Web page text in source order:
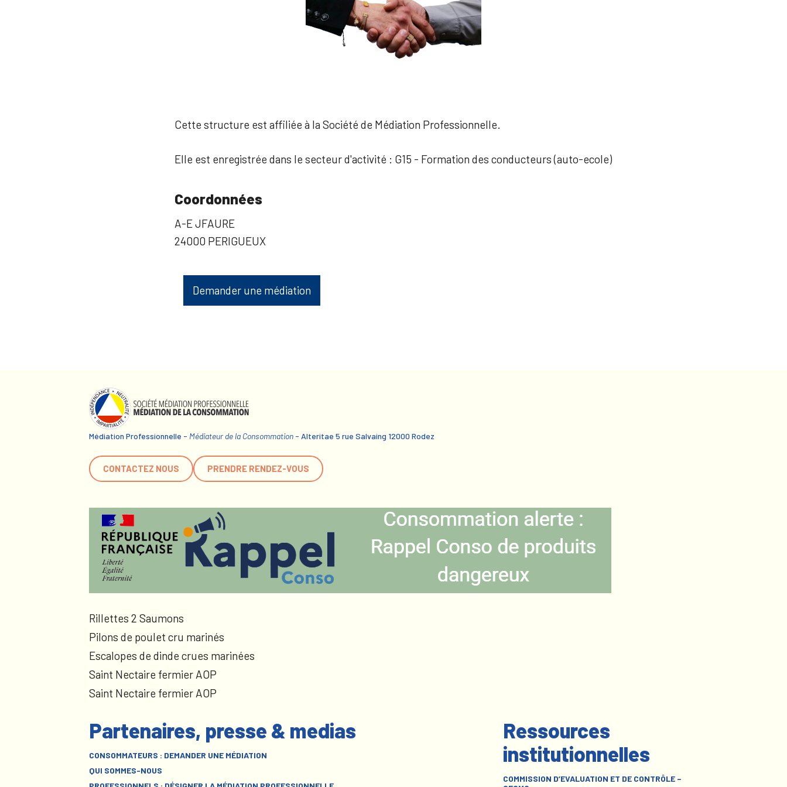
Cette structure est affiliée à la Société de Médiation Professionnelle.
Elle est enregistrée dans le secteur d'activité : G15 - Formation des conducteurs (auto-ecole)
Coordonnées
A-E JFAURE
24000 PERIGUEUX
Demander une médiation
Médiation Professionnelle - Médiateur de la Consommation - Alteritae 5 rue Salvaing 12000 Rodez
CONTACTEZ NOUS PRENDRE RENDEZ-VOUS
Rillettes 2 Saumons
Pilons de poulet cru marinés
Escalopes de dinde crues marinées
Saint Nectaire fermier AOP
Saint Nectaire fermier AOP
Partenaires, presse & medias
CONSOMMATEURS : DEMANDER UNE MÉDIATION
QUI SOMMES-NOUS
Ressources
institutionnelles
COMMISSION D’EVALUATION ET DE CONTRÔLE –